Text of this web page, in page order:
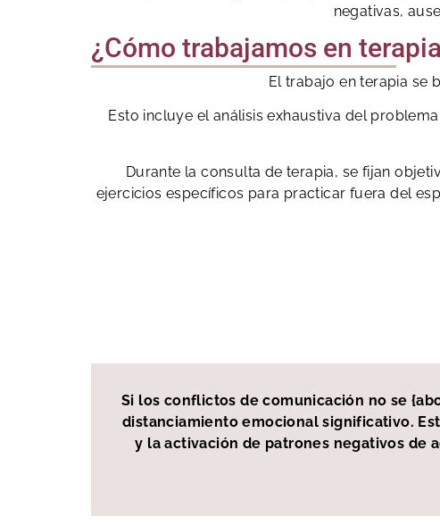
negativas,
¿Cómo trabajamos en
El trabajo en terapia se
Esto incluye el análisis exhaustiva del
Durante la consulta de terapia, se fijan
ejercicios específicos para practicar fuera del
Si los conflictos de comunicación no se
distanciamiento emocional significativo.
y la activación de patrones negativos de